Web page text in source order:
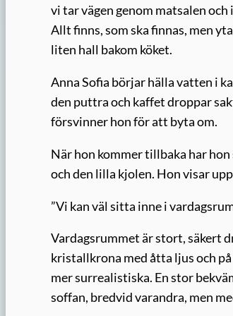
vi tar vägen genom matsalen
Allt finns, som ska finnas, men
liten hall bakom köket.
Anna Sofia börjar hälla vatten i
den puttra och kaffet droppar
försvinner hon för att byta om.
När hon kommer tillbaka har
och den lilla kjolen. Hon visar
”Vi kan väl sitta inne i
Vardagsrummet är stort, säkert
kristallkrona med åtta ljus och
mer surrealistiska. En stor
soffan, bredvid varandra, men